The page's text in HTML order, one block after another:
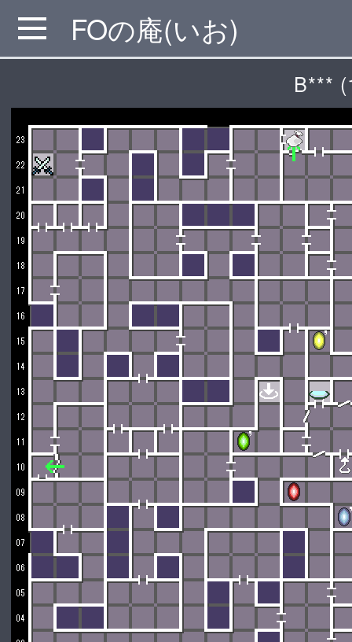
MENU FOの庵(いお)
B***